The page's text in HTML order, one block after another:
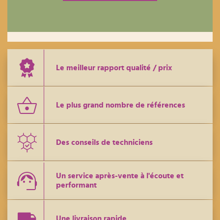
Le meilleur rapport qualité / prix
Le plus grand nombre de références
Des conseils de techniciens
Un service après-vente à l'écoute et
performant